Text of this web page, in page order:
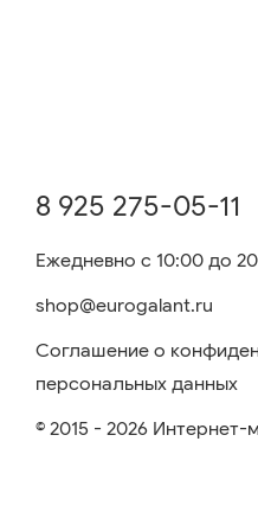
8 925 275-05-11
Ежедневно с 10:00 до
shop@eurogalant.ru
Соглашение о
персональных данных
© 2015 - 2026 Интернет-